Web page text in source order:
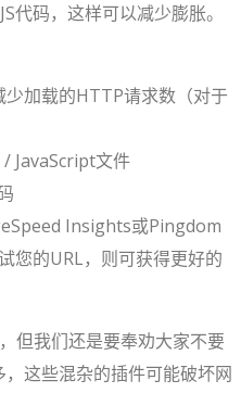
代码，这样可以减少膨胀。
少加载的HTTP请求数（对于
JavaScript文件
Insights或Pingdom
您的URL，则可获得更好的
但我们还是要奉劝大家不要
这些混杂的插件可能破坏网